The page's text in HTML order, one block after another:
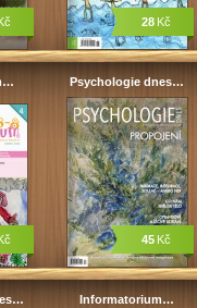
28Kč
Psychologie dnes…
45Kč
Informatorium…